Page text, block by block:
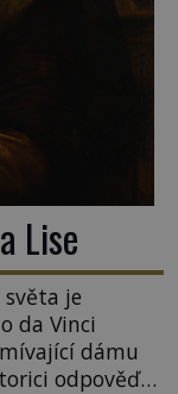
Lise
je
da Vinci
dámu
odpověď